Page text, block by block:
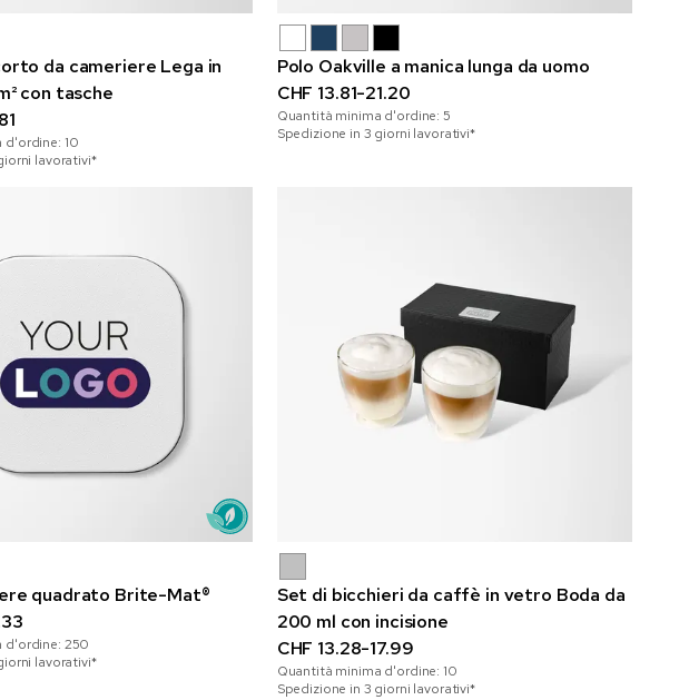
da cameriere Lega in
con tasche
d'ordine: 10
lavorativi*
Polo Oakville a manica lunga da uomo
CHF 13.81-21.20
Quantità minima d'ordine:5
Spedizione in 3 giorni lavorativi*
quadrato Brite-Mat®
d'ordine: 250
lavorativi*
Set di bicchieri da caffè in vetro Boda da
200 ml con incisione
CHF 13.28-17.99
Quantità minima d'ordine: 10
Spedizione in 3 giorni lavorativi*